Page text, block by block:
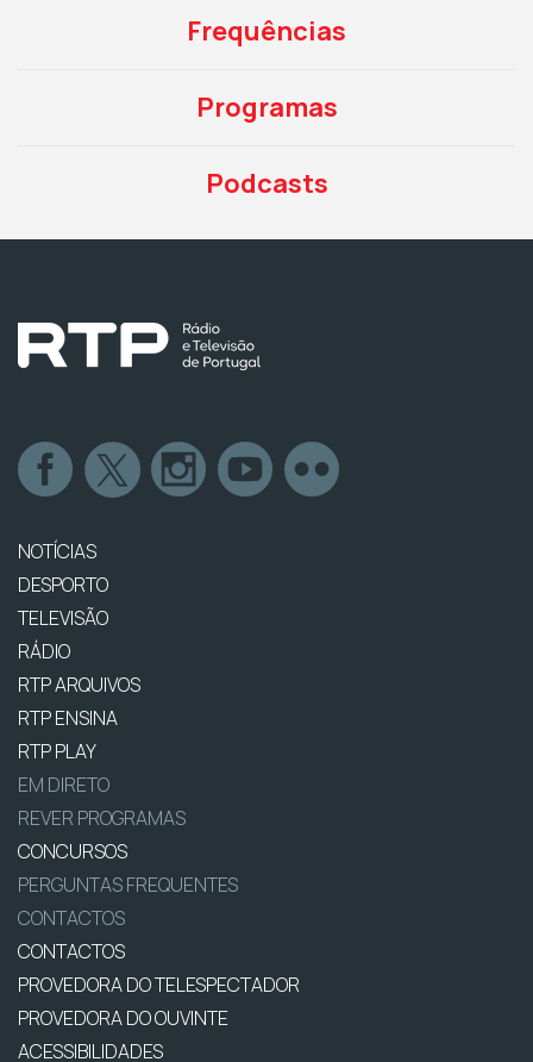
Frequências
Programas
Podcasts
NOTÍCIAS
DESPORTO
TELEVISÃO
RÁDIO
RTP ARQUIVOS
RTP ENSINA
RTP PLAY
EM DIRETO
REVER PROGRAMAS
CONCURSOS
PERGUNTAS FREQUENTES
CONTACTOS
CONTACTOS
PROVEDORA DO TELESPECTADOR
PROVEDORA DO OUVINTE
ACESSIBILIDADES